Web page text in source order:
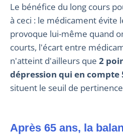
Le bénéfice du long cours
à ceci : le médicament évite
provoque lui-même quand
courts, l'écart entre
n'atteint d'ailleurs que 2
dépression qui en compte
situent le seuil de
Après 65 ans, la